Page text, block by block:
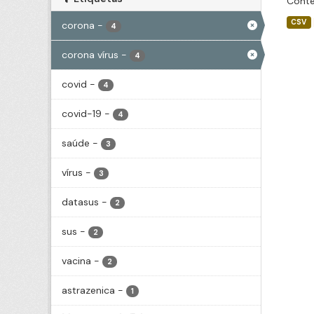
corona - 4
corona vírus - 4
covid - 4
covid-19 - 4
saúde - 3
vírus - 3
datasus - 2
sus - 2
vacina - 2
astrazenica - 1
CSV